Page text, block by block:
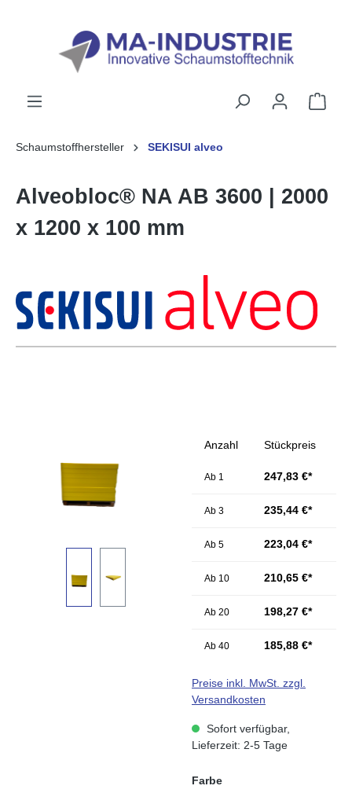
Schaumstoffhersteller SEKISUI alveo
Alveobloc® NA AB 3600 | 2000
x 1200 x 100 mm
Anzahl Stückpreis
Ab 1 247,83 €*
Ab 3 235,44 €*
Ab 5 223,04 €*
Ab 10 210,65 €*
Ab 20 198,27 €*
Ab 40 185,88 €*
Preise inkl. MwSt. zzgl.
Versandkosten
Sofort verfügbar,
Lieferzeit: 2-5 Tage
Farbeauswählen